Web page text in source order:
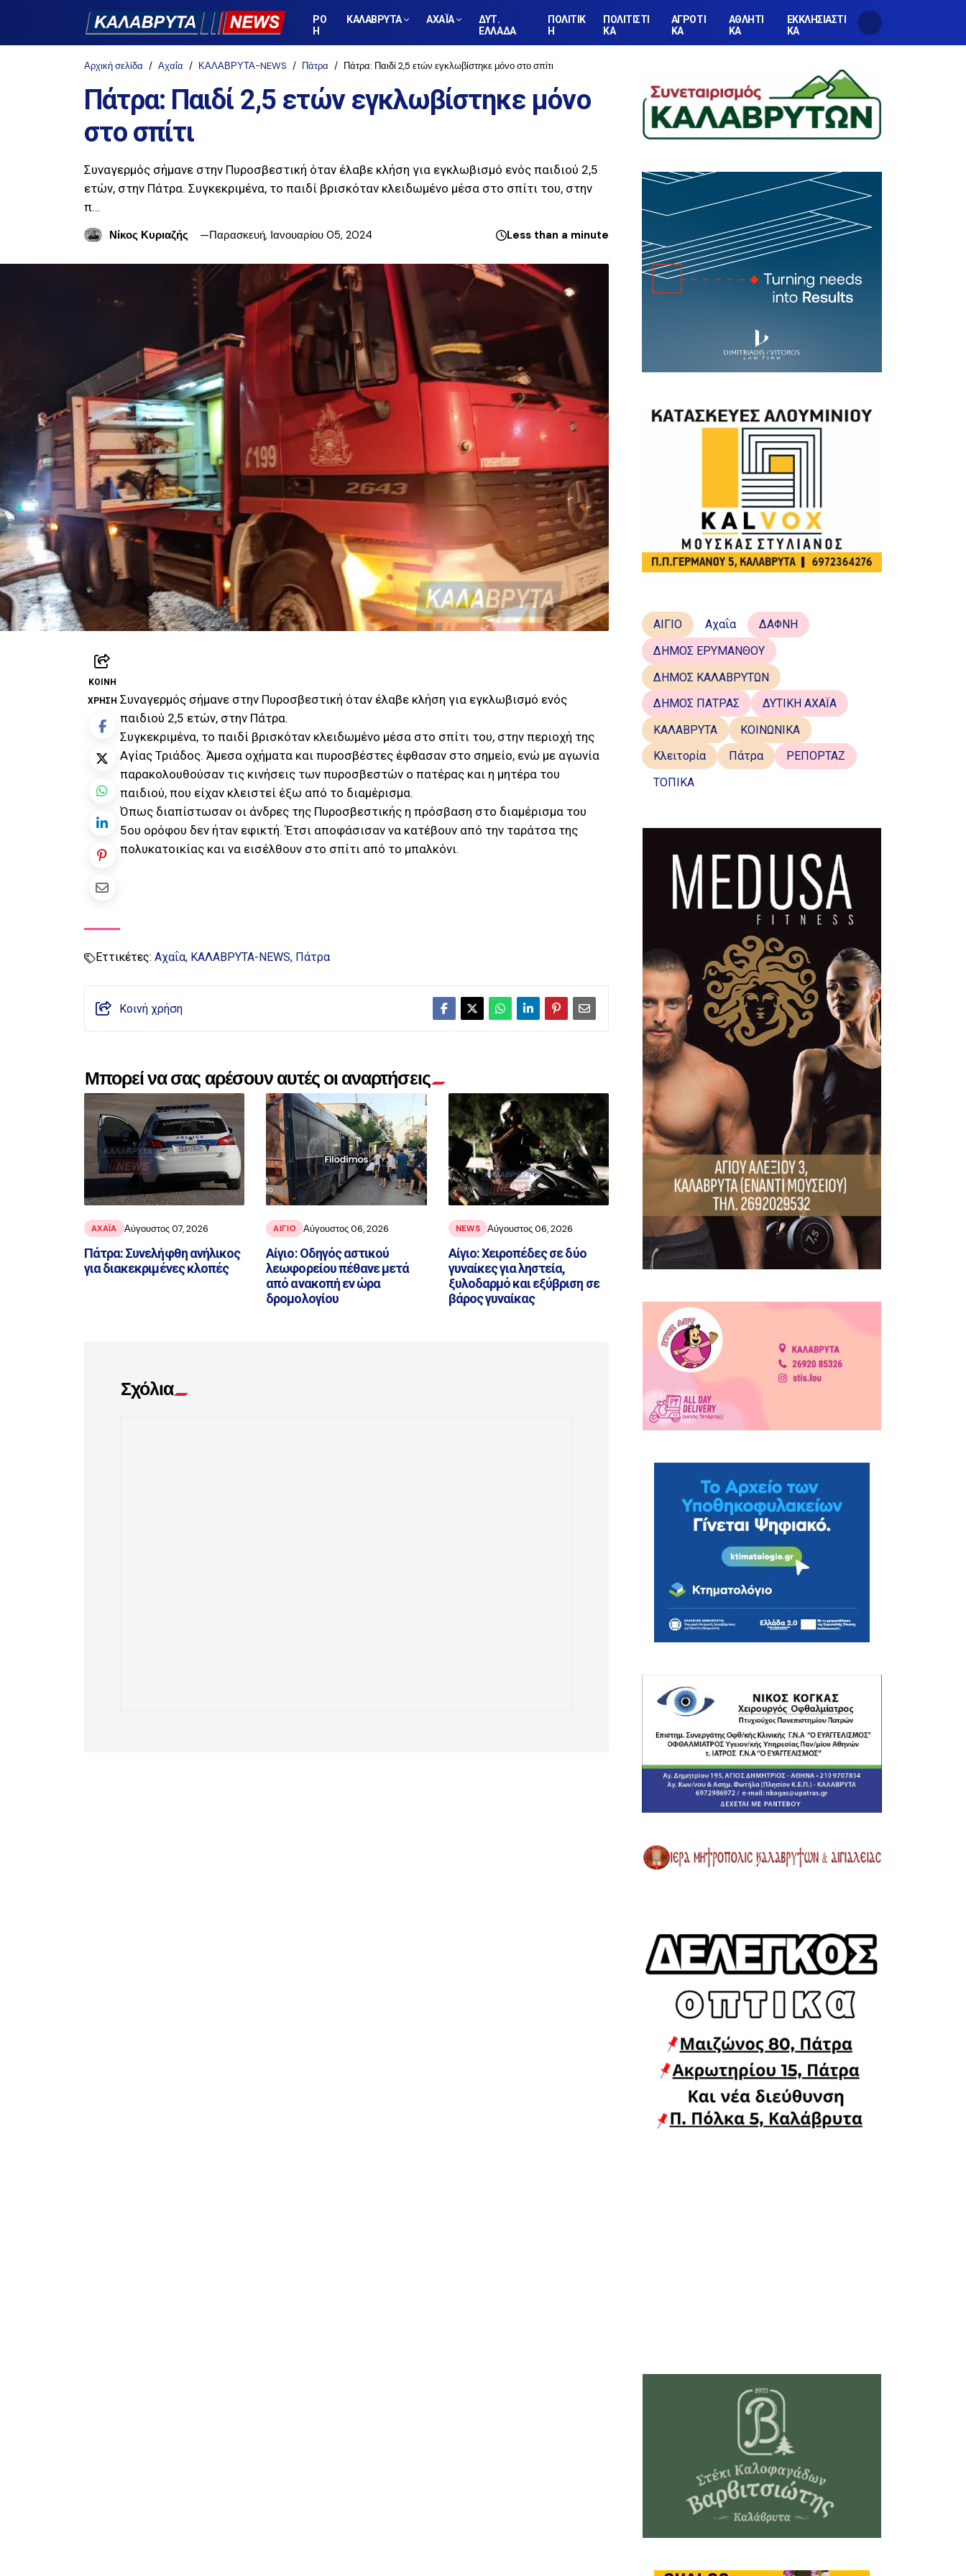
ΡΟ
Η
ΚΑΛΑΒΡΥΤΑ ΑΧΑΪΑ
ΔΥΤ.
ΕΛΛΑΔΑ
ΠΟΛΙΤΙΚ
Η
ΠΟΛΙΤΙΣΤΙ
ΚΑ
ΑΓΡΟΤΙ
ΚΑ
ΑΘΛΗΤΙ
ΚΑ
ΕΚΚΛΗΣΙΑΣΤΙ
ΚΑ
Αρχική σελίδα Αχαΐα ΚΑΛΑΒΡΥΤΑ-NEWS Πάτρα Πάτρα: Παιδί 2,5 ετών εγκλωβίστηκε μόνο στο σπίτι
Πάτρα: Παιδί 2,5 ετών εγκλωβίστηκε μόνο
στο σπίτι
Συναγερμός σήμανε στην Πυροσβεστική όταν έλαβε κλήση για εγκλωβισμό ενός παιδιού 2,5
ετών, στην Πάτρα. Συγκεκριμένα, το παιδί βρισκόταν κλειδωμένο μέσα στο σπίτι του, στην
π…
Νίκος Κυριαζής
Παρασκευή, Ιανουαρίου 05, 2024 Less than a minute
ΚΟΙΝΉ
ΧΡΉΣΗ Συναγερμός σήμανε στην Πυροσβεστική όταν έλαβε κλήση για εγκλωβισμό ενός
παιδιού 2,5 ετών, στην Πάτρα.
Συγκεκριμένα, το παιδί βρισκόταν κλειδωμένο μέσα στο σπίτι του, στην περιοχή της
Αγίας Τριάδος. Άμεσα οχήματα και πυροσβέστες έφθασαν στο σημείο, ενώ με αγωνία
παρακολουθούσαν τις κινήσεις των πυροσβεστών ο πατέρας και η μητέρα του
παιδιού, που είχαν κλειστεί έξω από το διαμέρισμα.
Όπως διαπίστωσαν οι άνδρες της Πυροσβεστικής η πρόσβαση στο διαμέρισμα του
5ου ορόφου δεν ήταν εφικτή. Έτσι αποφάσισαν να κατέβουν από την ταράτσα της
πολυκατοικίας και να εισέλθουν στο σπίτι από το μπαλκόνι.
Εττικέτες: Αχαΐα ΚΑΛΑΒΡΥΤΑ-NEWS Πάτρα
Κοινή χρήση
Μπορεί να σας αρέσουν αυτές οι αναρτήσεις
ΑΧΑΪ́Α Αύγουστος 07, 2026
Πάτρα: Συνελήφθη ανήλικος
για διακεκριμένες κλοπές
ΑΙΓΙΟ Αύγουστος 06, 2026
Αίγιο: Οδηγός αστικού
λεωφορείου πέθανε μετά
από ανακοπή εν ώρα
δρομολογίου
NEWS Αύγουστος 06, 2026
Αίγιο: Χειροπέδες σε δύο
γυναίκες για ληστεία,
ξυλοδαρμό και εξύβριση σε
βάρος γυναίκας
Σχόλια
ΑΙΓΙΟ Αχαΐα
ΔΑΦΝΗ
ΔΗΜΟΣ ΕΡΥΜΑΝΘΟΥ
ΔΗΜΟΣ ΚΑΛΑΒΡΥΤΩΝ
ΔΗΜΟΣ ΠΑΤΡΑΣ
ΔΥΤΙΚΗ ΑΧΑΪΑ
ΚΑΛΑΒΡΥΤΑ
ΚΟΙΝΩΝΙΚΑ
Κλειτορία
Πάτρα
ΡΕΠΟΡΤΑΖ
ΤΟΠΙΚΑ